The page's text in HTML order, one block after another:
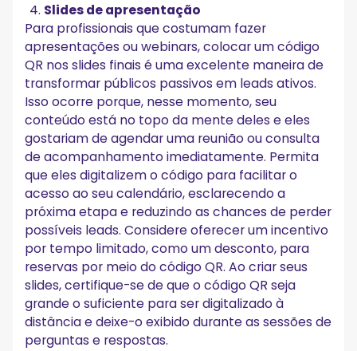
Slides de apresentação
Para profissionais que costumam fazer
apresentações ou webinars, colocar um código
QR nos slides finais é uma excelente maneira de
transformar públicos passivos em leads ativos.
Isso ocorre porque, nesse momento, seu
conteúdo está no topo da mente deles e eles
gostariam de agendar uma reunião ou consulta
de acompanhamento imediatamente. Permita
que eles digitalizem o código para facilitar o
acesso ao seu calendário, esclarecendo a
próxima etapa e reduzindo as chances de perder
possíveis leads. Considere oferecer um incentivo
por tempo limitado, como um desconto, para
reservas por meio do código QR. Ao criar seus
slides, certifique-se de que o código QR seja
grande o suficiente para ser digitalizado à
distância e deixe-o exibido durante as sessões de
perguntas e respostas.